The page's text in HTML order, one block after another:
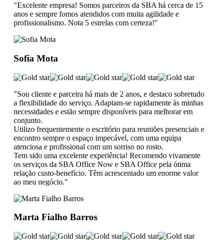
"Excelente empresa! Somos parceiros da SBA há cerca de 15
anos e sempre fomos atendidos com muita agilidade e
profissionalismo. Nota 5 estrelas com certeza!"
Sofia Mota
"Sou cliente e parceira há mais de 2 anos, e destaco sobretudo
a flexibilidade do serviço. Adaptam-se rapidamente às minhas
necessidades e estão sempre disponíveis para melhorar em
conjunto.
Utilizo frequentemente o escritório para reuniões presenciais e
encontro sempre o espaço impecável, com uma equipa
atenciosa e profissional com um sorriso no rosto.
Tem sido uma excelente experiência! Recomendo vivamente
os serviços da SBA Office Now e SBA Office pela ótima
relação custo-benefício. Têm acrescentado um enorme valor
ao meu negócio."
Marta Fialho Barros